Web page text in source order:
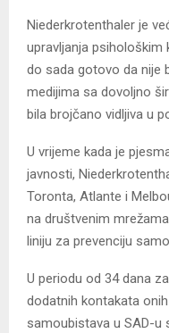
Niederkrotenthaler je
upravljanja psihološkim
do sada gotovo da nije
medijima sa dovoljno
bila brojčano vidljiva u
U vrijeme kada je
javnosti,
Toronta, Atlante i
na društvenim
liniju za prevenciju
U periodu od 34 dana
dodatnih kontakata
samoubistava u SAD-u